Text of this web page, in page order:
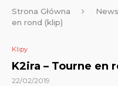
Strona Główna
en rond (klip)
Klipy
K2ira – Tourne en
22/02/2019